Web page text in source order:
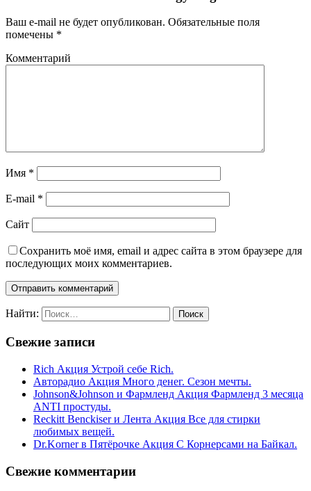
Ваш e-mail не будет опубликован. Обязательные поля
помечены *
Комментарий
Имя *
E-mail *
Сайт
Сохранить моё имя, email и адрес сайта в этом браузере для
последующих моих комментариев.
Найти:
Свежие записи
Rich Акция Устрой себе Rich.
Авторадио Акция Много денег. Сезон мечты.
Johnson&Johnson и Фармленд Акция Фармленд 3 месяца
ANTI простуды.
Reckitt Benckiser и Лента Акция Все для стирки
любимых вещей.
Dr.Korner в Пятёрочке Акция С Корнерсами на Байкал.
Свежие комментарии